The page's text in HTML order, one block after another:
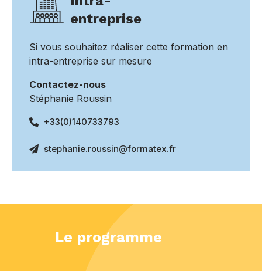
entreprise
Si vous souhaitez réaliser cette formation en
intra-entreprise sur mesure
Contactez-nous
Stéphanie Roussin
+33(0)140733793
stephanie.roussin@formatex.fr
Le programme